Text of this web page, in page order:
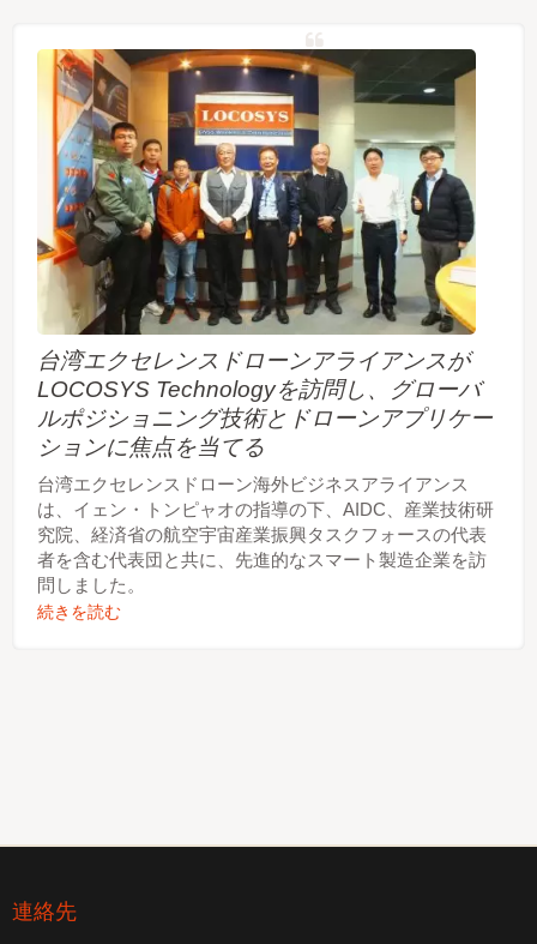
台湾エクセレンスドローンアライアンスが
LOCOSYS Technologyを訪問し、グローバ
ルポジショニング技術とドローンアプリケー
ションに焦点を当てる
台湾エクセレンスドローン海外ビジネスアライアンス
は、イェン・トンピャオの指導の下、AIDC、産業技術研
究院、経済省の航空宇宙産業振興タスクフォースの代表
者を含む代表団と共に、先進的なスマート製造企業を訪
問しました。
続きを読む
連絡先